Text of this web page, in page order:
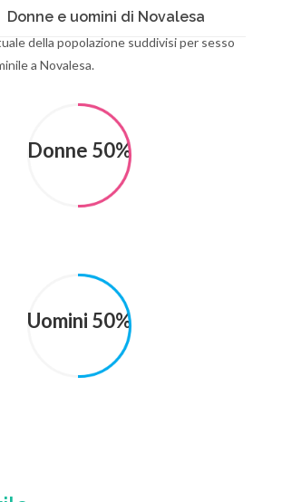
Donne e uomini di Novalesa
della popolazione suddivisi per sesso
a Novalesa.
Donne 50%
Uomini 50%